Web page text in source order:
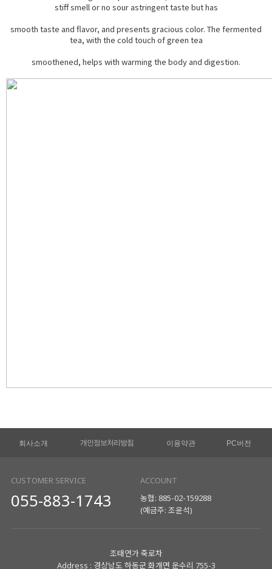
stiff smell or no sour astringent taste but has
smooth taste and flavor, and presents gracious color. The fermented
tea, with the cold touch of green tea
smoothened, helps with warming the body and digestion.
회사소개 개인정보처리방침 이용약관 PC버전
CUSTOMER SERVICE
055-883-1743
ACCOUNT
농협: 885-02-159288
(예금주: 조윤석)
조태연가 죽로차
Address : 경상남도 하동군 화개면 운수리 755-3